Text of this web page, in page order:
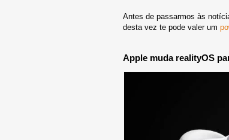
Antes de passarmos às
desta vez te pode valer um
Apple muda realityOS